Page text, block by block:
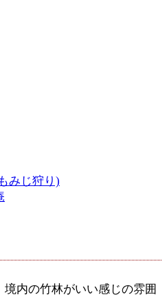
みじ狩り)
内の竹林がいい感じの雰囲